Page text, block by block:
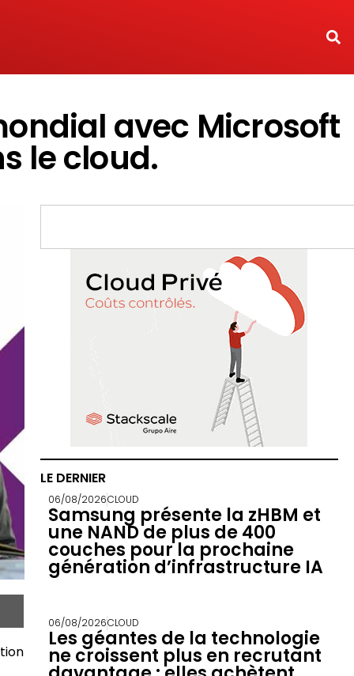
avec Microsoft
le cloud.
LE DERNIER
06/08/2026CLOUD
Samsung présente la zHBM et
une NAND de plus de 400
couches pour la prochaine
génération d’infrastructure IA
06/08/2026CLOUD
Les géantes de la technologie
ne croissent plus en recrutant